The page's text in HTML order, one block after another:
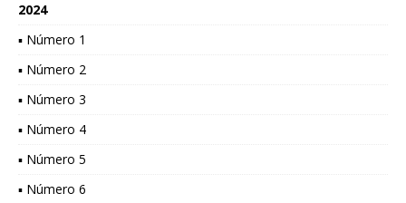
2024
▪ Número 1
▪ Número 2
▪ Número 3
▪ Número 4
▪ Número 5
▪ Número 6